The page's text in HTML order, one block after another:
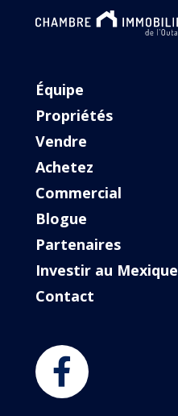
Équipe
Propriétés
Vendre
Achetez
Commercial
Blogue
Partenaires
Investir au Mexique
Contact